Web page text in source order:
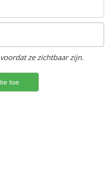
ze zichtbaar zijn.